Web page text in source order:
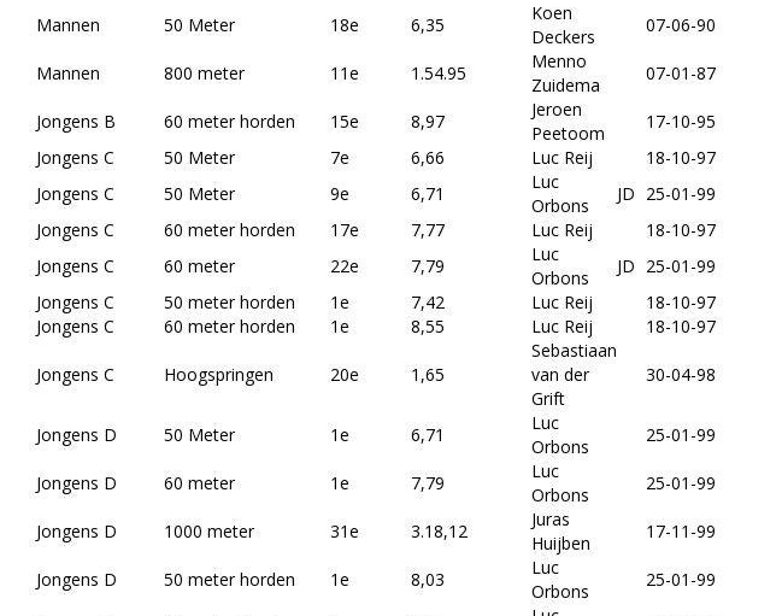
Mannen 50 Meter 18e 6,35
Koen
Deckers
07-06-90
Mannen 800 meter 11e 1.54.95
Menno
Zuidema
07-01-87
Jongens B 60 meter horden 15e 8,97
Jeroen
Peetoom
17-10-95
Jongens C
50 Meter 7e 6,66 Luc Reij 18-10-97
Jongens C
50 Meter 9e 6,71
Luc
Orbons
JD 25-01-99
Jongens C
60 meter horden 17e 7,77 Luc Reij 18-10-97
Jongens C
60 meter 22e 7,79
Luc
Orbons
JD 25-01-99
Jongens C
50 meter horden 1e 7,42 Luc Reij 18-10-97
Jongens C
60 meter horden 1e 8,55 Luc Reij 18-10-97
Jongens C Hoogspringen 20e 1,65
Sebastiaan
van der
Grift
30-04-98
Jongens D 50 Meter 1e 6,71
Luc
Orbons
25-01-99
Jongens D 60 meter 1e 7,79
Luc
Orbons
25-01-99
Jongens D 1000 meter 31e 3.18,12
Juras
Huijben
17-11-99
Jongens D 50 meter horden 1e 8,03
Luc
Orbons
25-01-99